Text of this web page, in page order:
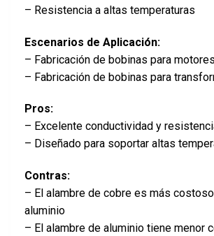
– Resistencia a altas temperaturas
Escenarios de Aplicación:
– Fabricación de bobinas para
– Fabricación de bobinas para
Pros:
– Excelente conductividad y
– Diseñado para soportar altas
Contras:
– El alambre de cobre es más
aluminio
– El alambre de aluminio tiene menor